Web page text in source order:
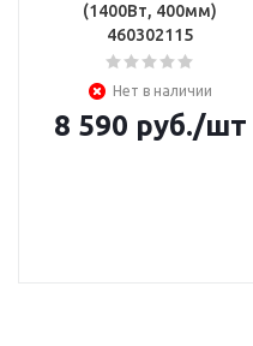
(1400Вт, 400мм)
460302115
Нет в наличии
8 590 руб./шт